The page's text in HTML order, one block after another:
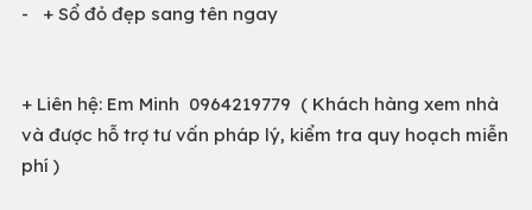
- + Sổ đỏ đẹp sang tên ngay
+ Liên hệ: Em Minh 0964219779 ( Khách hàng xem nhà
và được hỗ trợ tư vấn pháp lý, kiểm tra quy hoạch miễn
phí )